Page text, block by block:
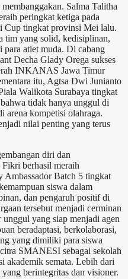
Salma Talitha
peringkat ketiga pada
Cup tingkat provinsi Mei lalu.
tim yang solid, kedisiplinan,
para atlet muda. Di cabang
Decha Glady Orega sukses
INKANAS Jawa Timur
itu, Agtsa Dwi Junianto
Walikota Surabaya tingkat
tidak hanya unggul di
arena kompetisi olahraga.
nilai penting yang terus
diri dan
berhasil meraih
Ambassador Batch 5 tingkat
siswa dalam
dan pengaruh positif di
tersebut menjadi cerminan
yang siap menjadi agen
beradaptasi, berkolaborasi,
yang dimiliki para siswa
SMANESI sebagai sekolah
akademik semata. Lebih dari
berintegritas dan visioner.